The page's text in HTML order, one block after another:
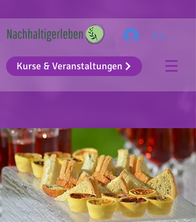
Anmelden
Kurse & Veranstaltungen